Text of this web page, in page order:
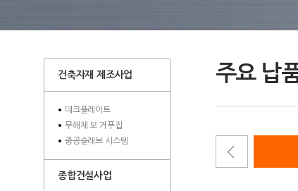
건축자재 제조사업
데크플레이트
무해체 보 거푸집
중공슬래브 시스템
종합건설사업
주요 납